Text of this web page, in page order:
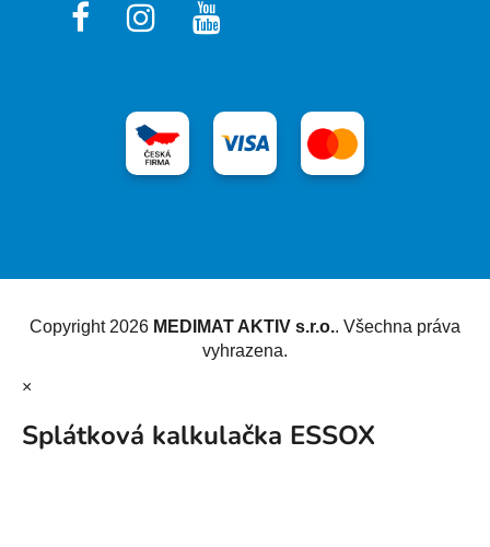
Copyright 2026 MEDIMAT AKTIV s.r.o.. Všechna práva
vyhrazena.
×
Splátková kalkulačka ESSOX